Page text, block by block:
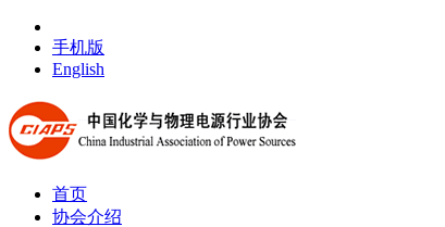
手机版
English
首页
协会介绍